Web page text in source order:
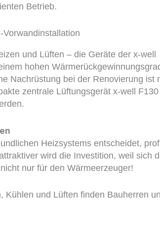
Betrieb.
und Lüften – die Geräte der x-well
hohen
Nachrüstung bei der Renovierung ist
zentrale Lüftungsgerät x-well
Heizsystems entscheidet,
wird die Investition, weil sich
nur für den Wärmeerzeuger!
Kühlen und Lüften finden Bauherren